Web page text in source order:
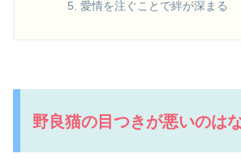
愛情を注ぐことで絆が深まる
野良猫の目つきが悪いのは